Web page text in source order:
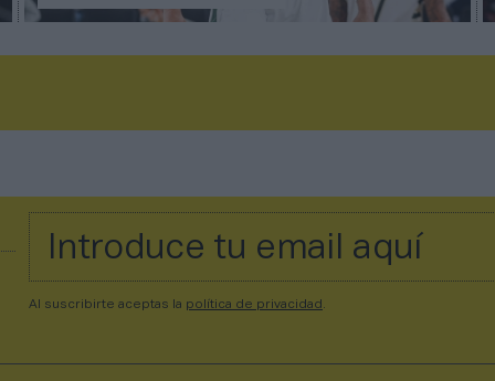
Al suscribirte aceptas la política de privacidad